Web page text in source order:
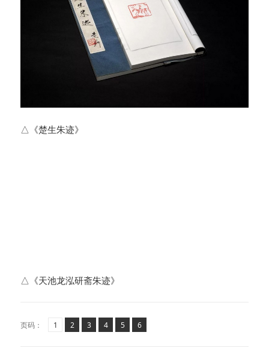
△《楚生朱迹》
△《天池龙泓研斋朱迹》
页码： 页1 ,
页
2 ,
页
3 ,
页
4 ,
页
5 ,
页
6